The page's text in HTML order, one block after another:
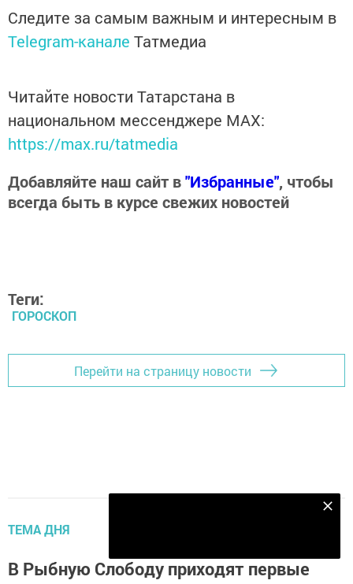
обязанностей с головой.
Гороскоп для Стрельца на 12 апреля 2016 года
Вплоть до вечера вы будете не в лучшей форме, особенно если
рождены в середине декабря. Возможно, вам придётся в
принудительном порядке вернуться к былой должности, к
активного приложения талантов.
непредвиденное. Поступательное движение вперёд и вверх по
ближе дата вашего рождения к 20 января, тем больше
обстоятельстве. Активная и целенаправленная деятельность
станет возможна ближе к вечеру. Если вы декабрьский Козерог,